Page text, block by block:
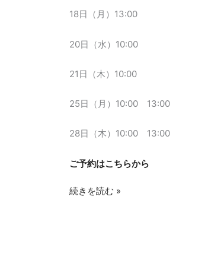
18日（月）13:00
20日（水）10:00
21日（木）10:00
25日（月）10:00 13:00
28日（木）10:00 13:00
ご予約はこちらから
続きを読む »